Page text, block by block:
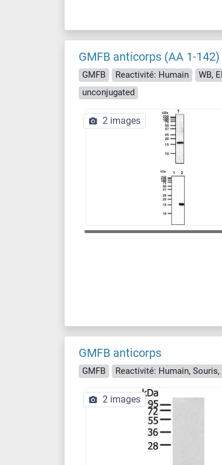
GMFB anticorps (AA 1-142)
GMFB Reactivité: Humain WB,
unconjugated
2 images
GMFB anticorps
GMFB Reactivité: Humain, Souris,
2 images